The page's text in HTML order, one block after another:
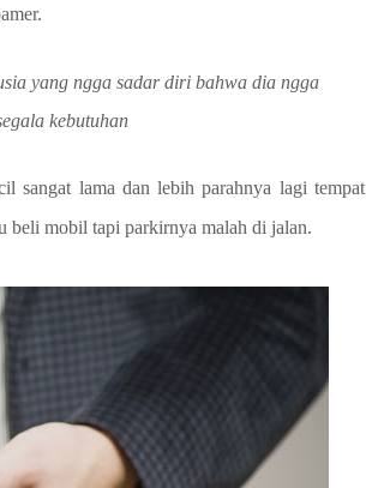
yang ngga sadar diri bahwa dia ngga
kebutuhan
sangat lama dan lebih parahnya lagi tempat
beli mobil tapi parkirnya malah di jalan.